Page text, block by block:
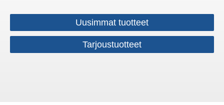
Uusimmat tuotteet
Tarjoustuotteet